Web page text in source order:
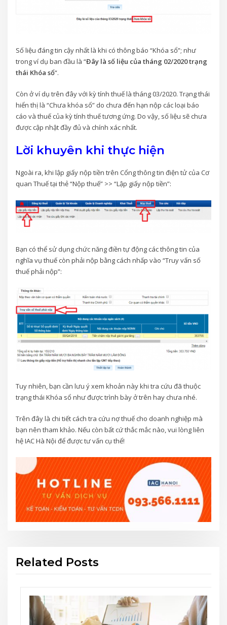
Số liệu đáng tin cậy nhất là khi có thông báo “Khóa sổ”; như
trong ví dụ ban đầu là “Đây là số liệu của tháng 02/2020 trạng
thái Khóa sổ“.
Còn ở ví dụ trên đây với kỳ tính thuế là tháng 03/2020. Trạng thái
hiển thị là “Chưa khóa sổ” do chưa đến hạn nộp các loại báo
cáo và thuế của kỳ tính thuế tương ứng. Do vậy, số liệu sẽ chưa
được cập nhật đầy đủ và chính xác nhất.
Lời khuyên khi thực hiện
Ngoài ra, khi lập giấy nộp tiền trên Cổng thông tin điện tử của Cơ
quan Thuế tại thẻ “Nộp thuế” >> “Lập giấy nộp tiền”:
Bạn có thể sử dụng chức năng điền tự động các thông tin của
nghĩa vụ thuế còn phải nộp bằng cách nhấp vào “Truy vấn số
thuế phải nộp”:
Tuy nhiên, bạn cần lưu ý xem khoản này khi tra cứu đã thuộc
trạng thái Khóa sổ như được trình bày ở trên hay chưa nhé.
Trên đây là chi tiết cách tra cứu nợ thuế cho doanh nghiệp mà
bạn nên tham khảo. Nếu còn bất cứ thắc mắc nào, vui lòng liên
hệ IAC Hà Nội để được tư vấn cụ thể!
Related Posts